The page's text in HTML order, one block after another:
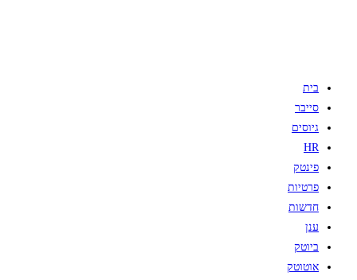
בית
סייבר
גיוסים
HR
פינטק
פרטיות
חדשות
ענן
ביוטק
אוטוטק